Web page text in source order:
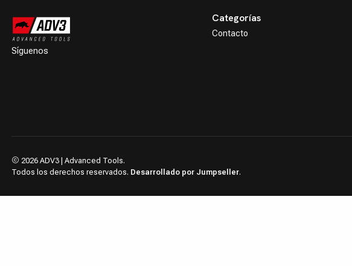
Síguenos
Categorías
Contacto
2026 ADV3 | Advanced Tools.
Todos los derechos reservados. Desarrollado por Jumpseller.